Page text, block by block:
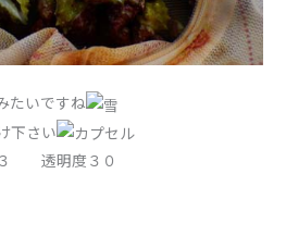
たいですね
下さい
透明度３０